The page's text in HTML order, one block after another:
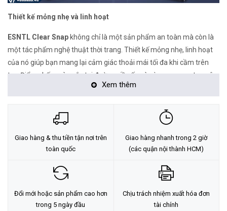
Thiết kế mỏng nhẹ và linh hoạt
ESNTL Clear Snap không chỉ là một sản phẩm an toàn mà còn là
một tác phẩm nghệ thuật thời trang. Thiết kế mỏng nhẹ, linh hoạt
của nó giúp bạn mang lại cảm giác thoải mái tối đa khi cầm trên
tay. Điểm nhấn màu sắc tại đường viền ốp và vòng camera tạo nên
sự cá tính và phong cách cho chiếc điện thoại của bạn.
môi trường. Với việc sử dụng 74% vật liệu tái chế sau tiêu dùng, sản
phẩm này đóng góp vào việc bảo vệ môi trường và giảm thiểu
lượng rác điện tử.
Xem thêm
Giao hàng & thu tiền tận nơi trên
toàn quốc
Giao hàng nhanh trong 2 giờ
(các quận nội thành HCM)
Đổi mới hoặc sản phẩm cao hơn
trong 5 ngày đầu
Chịu trách nhiệm xuất hóa đơn
tài chính